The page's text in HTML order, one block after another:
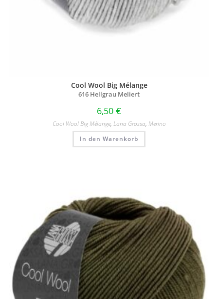
Cool Wool Big Mélange
616 Hellgrau Meliert
6,50 €
Cool Wool Big Mélange, Lana Grossa, Merino
In den Warenkorb